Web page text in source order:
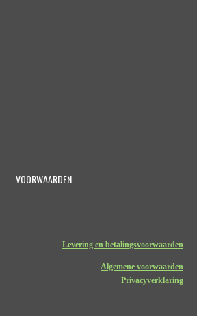
VOORWAARDEN
Levering en betalingsvoorwaarden
Algemene voorwaarden
Privacyverklaring